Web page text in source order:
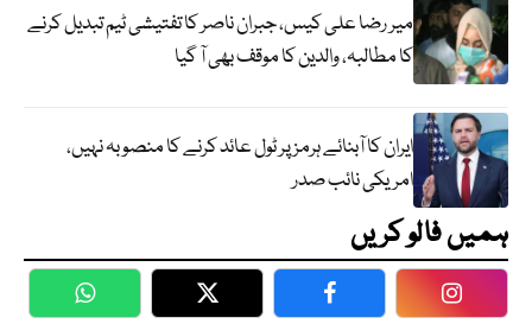
میر رضا علی کیس، جبران ناصر کا تفتیشی ٹیم تبدیل کرنے
کا مطالبہ، والدین کا موقف بھی آ گیا
ایران کا آبنائے ہرمز پر ٹول عائد کرنے کا منصوبہ نہیں،
امریکی نائب صدر
ہمیں فالو کریں
WhatsApp Twitter Facebook